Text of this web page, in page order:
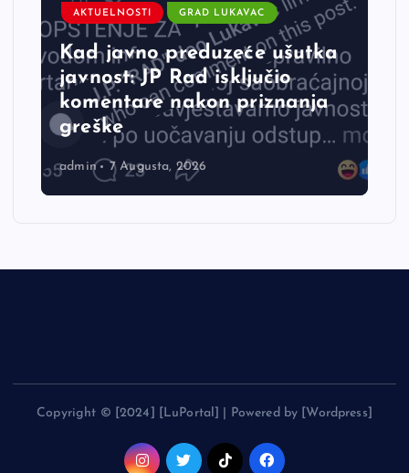
AKTUELNOSTI GRAD LUKAVAC
Kad javno preduzeće ušutka
javnost: JP Rad isključio
komentare nakon priznanja
greške
admin 7 Augusta, 2026
Copyright © [2024] [LuPortal] | Powered by [Wordpress]